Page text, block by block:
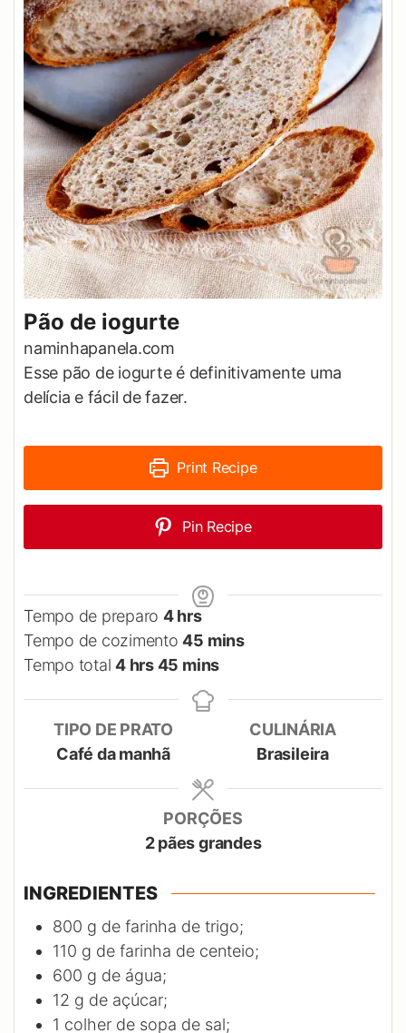
Pão de iogurte
naminhapanela.com
Esse pão de iogurte é definitivamente uma
delícia e fácil de fazer.
Print Recipe
Pin Recipe
Tempo de preparo 4hours
hrs
Tempo de cozimento45minutes
mins
Tempo total4hours
hrs45 minutes
mins
TIPO DE PRATO
Café da manhã
CULINÁRIA
Brasileira
PORÇÕES
2 pães grandes
INGREDIENTES
800 g de farinha de trigo;
110 g de farinha de centeio;
600 g de água;
12 g de açúcar;
1 colher de sopa de sal;